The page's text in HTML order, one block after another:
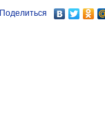
Поделиться